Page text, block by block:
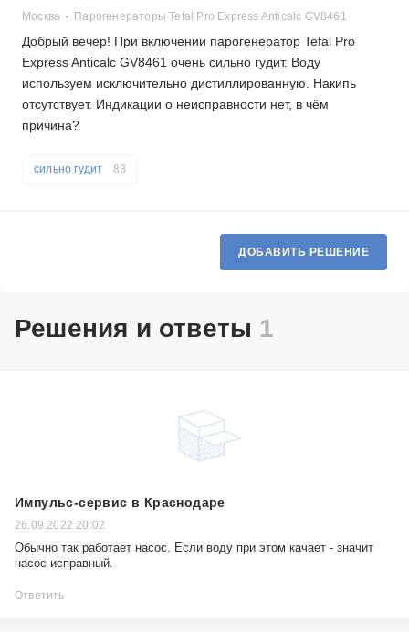
Москва Парогенераторы Tefal Pro Express Anticalc GV8461
Добрый вечер! При включении парогенератор Tefal Pro
Express Anticalc GV8461 очень сильно гудит. Воду
используем исключительно дистиллированную. Накипь
отсутствует. Индикации о неисправности нет, в чём
причина?
сильно гудит 83
ДОБАВИТЬ РЕШЕНИЕ
Решения и ответы 1
Импульс-сервис в Краснодаре
26.09.2022 20:02
Обычно так работает насос. Если воду при этом качает - значит
насос исправный.
Ответить